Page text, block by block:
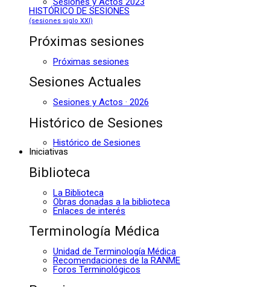
HISTÓRICO DE SESIONES
(sesiones siglo XXI)
Próximas sesiones
Próximas sesiones
Sesiones Actuales
Sesiones y Actos · 2026
Histórico de Sesiones
Histórico de Sesiones
Iniciativas
Biblioteca
La Biblioteca
Obras donadas a la biblioteca
Enlaces de interés
Terminología Médica
Unidad de Terminología Médica
Recomendaciones de la RANME
Foros Terminológicos